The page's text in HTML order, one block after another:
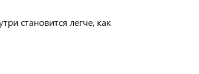
становится легче, как